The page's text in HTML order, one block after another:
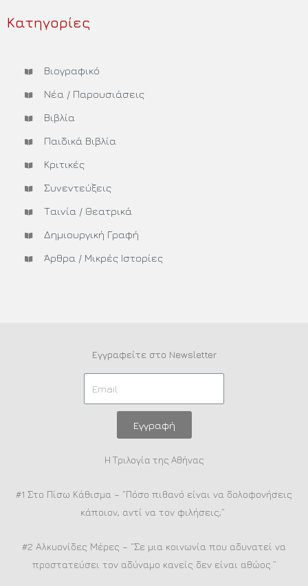
Κατηγορίες
Βιογραφικό
Νέα / Παρουσιάσεις
Βιβλία
Παιδικά Βιβλία
Κριτικές
Συνεντεύξεις
Ταινία / Θεατρικά
Δημιουργική Γραφή
Άρθρα / Μικρές Ιστορίες
Εγγραφείτε στο Newsletter
Εγγραφή
Η Τριλογία της Αθήνας
#1 Στο Πίσω Κάθισμα – “Πόσο πιθανό είναι να δολοφονήσεις
κάποιον, αντί να τον φιλήσεις;”
#2 Αλκυονίδες Μέρες – “Σε μια κοινωνία που αδυνατεί να
προστατεύσει τον αδύναμο κανείς δεν είναι αθώος.”